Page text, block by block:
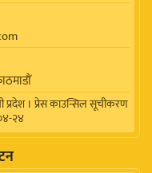
प्रदेश । प्रेस काउन्सिल सूचीकरण
२४